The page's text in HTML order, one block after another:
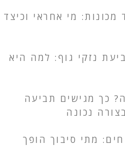
מי אחראי וכיצד
נזקי גוף: למה היא
כך מגישים תביעה
נכונה
מתי סיבוך הופך